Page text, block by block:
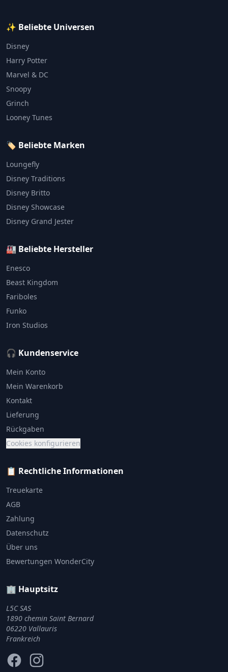
✨ Beliebte Universen
Disney
Harry Potter
Marvel & DC
Snoopy
Grinch
Looney Tunes
🏷️ Beliebte Marken
Loungefly
Disney Traditions
Disney Britto
Disney Showcase
Disney Grand Jester
🏭 Beliebte Hersteller
Enesco
Beast Kingdom
Fariboles
Funko
Iron Studios
🎧 Kundenservice
Mein Konto
Mein Warenkorb
Kontakt
Lieferung
Rückgaben
Cookies konfigurieren
📋 Rechtliche Informationen
Treuekarte
AGB
Zahlung
Datenschutz
Über uns
Bewertungen WonderCity
🏢 Hauptsitz
L5C SAS
1890 chemin Saint Bernard
06220 Vallauris
Frankreich
FacebookInstagram